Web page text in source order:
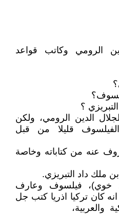
الرومي وكاتب قواعد
؟
الدين الرومي، ولكن
قليلا من قبل
عنه من كتاباته وخاصة
ملك داد التبريزي.
(مواليد 1185 تبريز- 1248 خوي)، فيلسوف وعارف
كان تركيا اذريا كتب جل
والعربية،